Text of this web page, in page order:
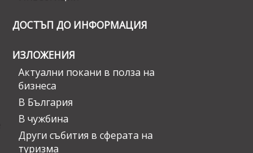
ДОСТЪП ДО ИНФОРМАЦИЯ
ИЗЛОЖЕНИЯ
Актуални покани в полза на
бизнеса
В България
В чужбина
Други събития в сферата на
туризма